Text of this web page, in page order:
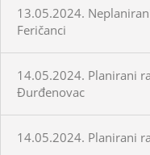
13.05.2024.
Feričanci
14.05.2024. Planirani
Đurđenovac
14.05.2024. Planirani